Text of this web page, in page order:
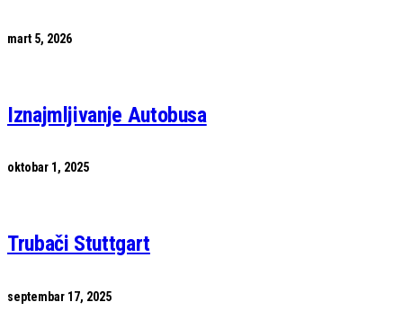
mart 5, 2026
Iznajmljivanje Autobusa
oktobar 1, 2025
Trubači Stuttgart
septembar 17, 2025